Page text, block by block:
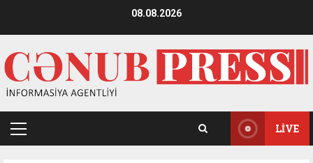
08.08.2026
Primary
LIVE